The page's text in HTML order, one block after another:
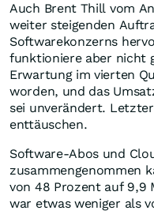
Auch Brent Thill vom
weiter steigenden
Softwarekonzerns
funktioniere aber nicht
Erwartung im vierten
worden, und das
sei unverändert.
enttäuschen.
Software-Abos und
zusammengenommen
von 48 Prozent auf 9,9
war etwas weniger als